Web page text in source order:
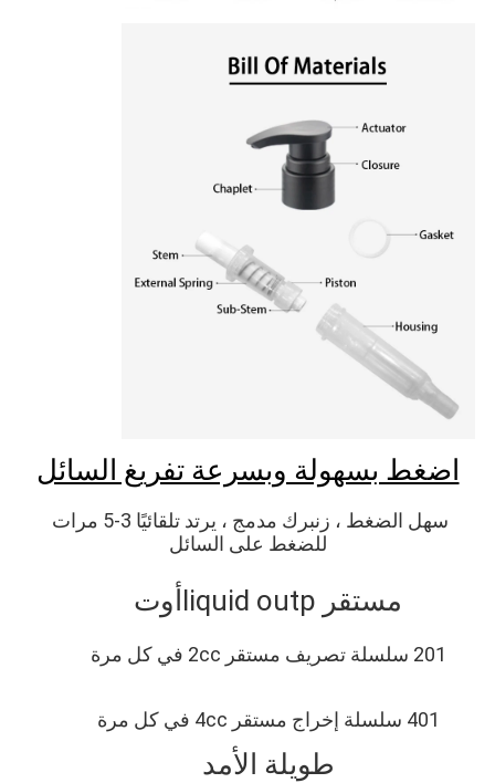
اضغط بسهولة وبسرعة تفريغ السائل
للضغط على السائل
مستقر liq uid outp أوت
201 سلسلة تصريف مستقر 2cc في كل مرة
401 سلسلة إخراج مستقر 4cc في كل مرة
طويلة الأمد